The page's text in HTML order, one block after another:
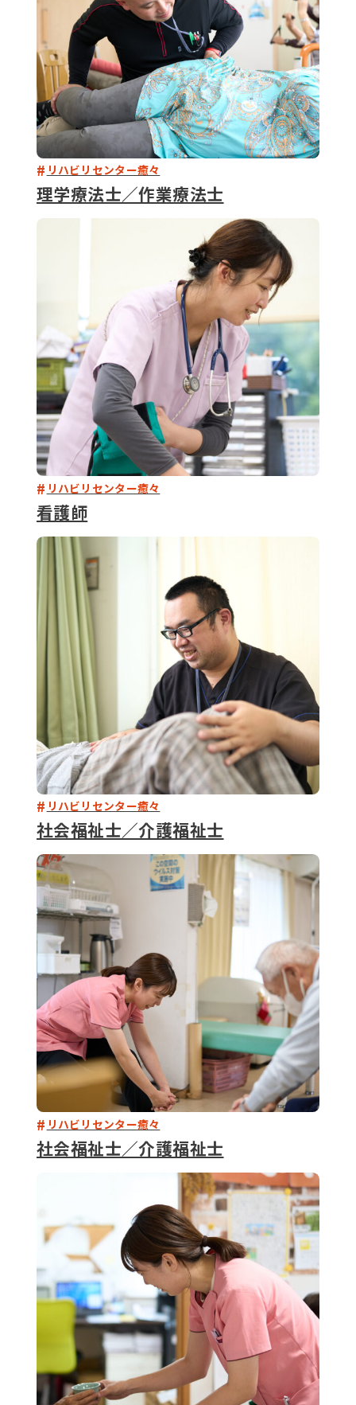
リハビリセンター癒々
理学療法士／作業療法士
リハビリセンター癒々
看護師
リハビリセンター癒々
社会福祉士／介護福祉士
リハビリセンター癒々
社会福祉士／介護福祉士